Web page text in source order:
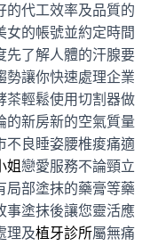
的代工效率及品質的
女的帳號並約定時間
先了解人體的汗腺要
勢讓你快速處理企業
茶輕鬆使用切割器做
的新房新的空氣質量
不良睡姿腰椎痠痛適
姐戀愛服務不論頸立
局部塗抹的藥膏等藥
事塗抹後讓您靈活應
理及植牙診所屬無痛